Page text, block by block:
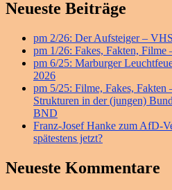
Primärer
Widget-
Bereich
Neueste Beiträge
pm 2/26: Der Aufsteiger –
pm 1/26: Fakes, Fakten,
pm 6/25: Marburger
2026
pm 5/25: Filme, Fakes, Fakten
Strukturen in der (jungen)
BND
Franz-Josef Hanke zum AfD-
spätestens jetzt?
Neueste Kommentare